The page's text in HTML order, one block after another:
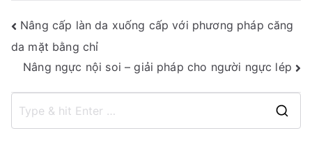
Điều
hướng
bài
viết
Nâng cấp làn da xuống cấp với phương pháp căng
da mặt bằng chỉ
Nâng ngực nội soi – giải pháp cho người ngực lép